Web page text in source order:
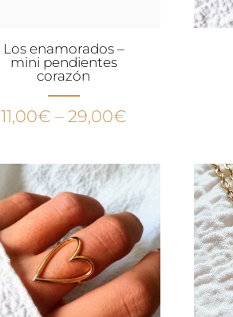
Los enamorados –
mini pendientes
corazón
11,00€ – 29,00€